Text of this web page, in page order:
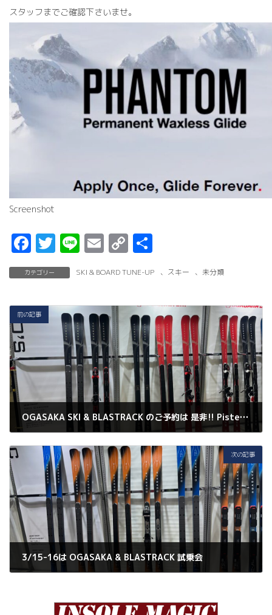
スタッフまでご確認下さいませ。
Screenshot
F
a
c
e
b
o
k
T
w
it
t
er
Li
e
E
ai
l
C
p
y
Li
n
k
有
カテゴリー SKI & BOARD TUNE-UP 、 スキー 、未分類
前の記事
OGASAKA SKI & BLASTRACK のご予約は 是非!! Piste へ!!
次の記事
3/15-16は OGASAKA & BLASTRACK 試乗会